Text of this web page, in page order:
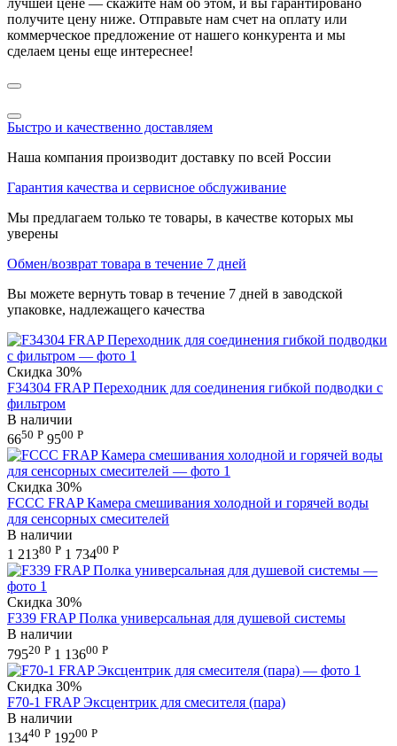
получите цену ниже. Отправьте нам счет на оплату или
коммерческое предложение от нашего конкурента и мы
сделаем цены еще интереснее!
Быстро и качественно доставляем
Наша компания производит доставку по всей России
Гарантия качества и сервисное обслуживание
Мы предлагаем только те товары, в качестве которых мы
уверены
Обмен/возврат товара в течение 7 дней
Вы можете вернуть товар в течение 7 дней в заводской
упаковке, надлежащего качества
Скидка 30%
F34304 FRAP Переходник для соединения гибкой подводки с
фильтром
В наличии
6650 Р 9500 Р
Скидка 30%
FCCC FRAP Камера смешивания холодной и горячей воды
для сенсорных смесителей
В наличии
1 21380 Р 1 73400 Р
Скидка 30%
F339 FRAP Полка универсальная для душевой системы
В наличии
79520 Р 1 13600 Р
Скидка 30%
F70-1 FRAP Эксцентрик для смесителя (пара)
В наличии
13440 Р 19200 Р